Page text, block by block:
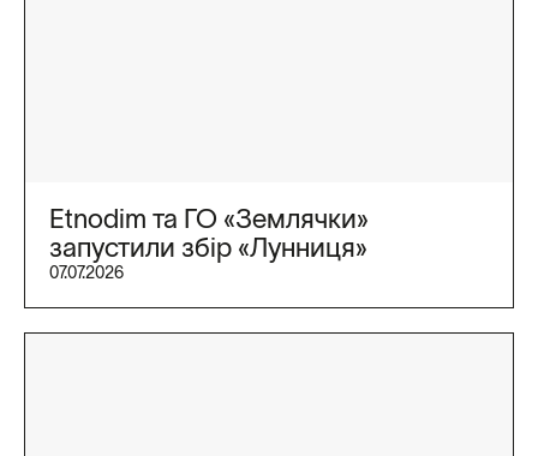
Etnodim та ГО «Землячки»
запустили збір «Лунниця»
07.07.2026